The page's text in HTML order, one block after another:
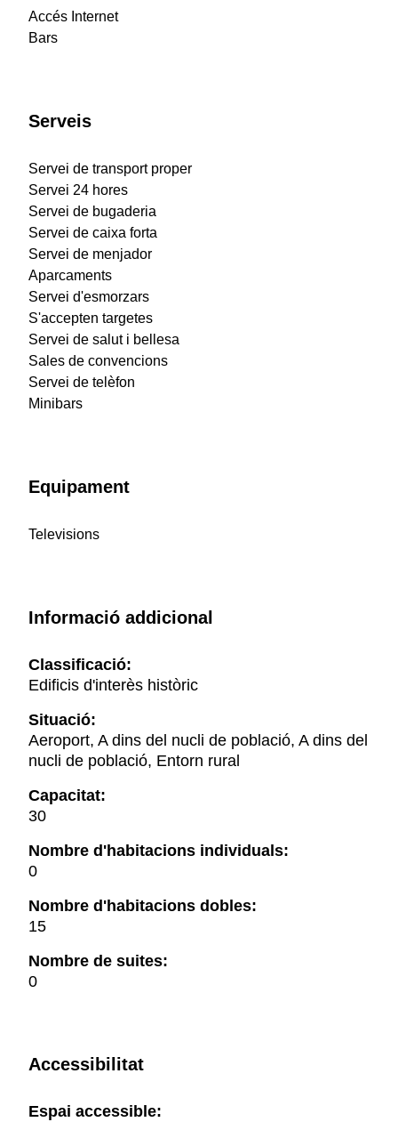
Accés Internet
Bars
Serveis
Servei de transport proper
Servei 24 hores
Servei de bugaderia
Servei de caixa forta
Servei de menjador
Aparcaments
Servei d'esmorzars
S'accepten targetes
Servei de salut i bellesa
Sales de convencions
Servei de telèfon
Minibars
Equipament
Televisions
Informació addicional
Classificació:
Edificis d'interès històric
Situació:
Aeroport, A dins del nucli de població, A dins del
nucli de població, Entorn rural
Capacitat:
30
Nombre d'habitacions individuals:
0
Nombre d'habitacions dobles:
15
Nombre de suites:
0
Accessibilitat
Espai accessible: